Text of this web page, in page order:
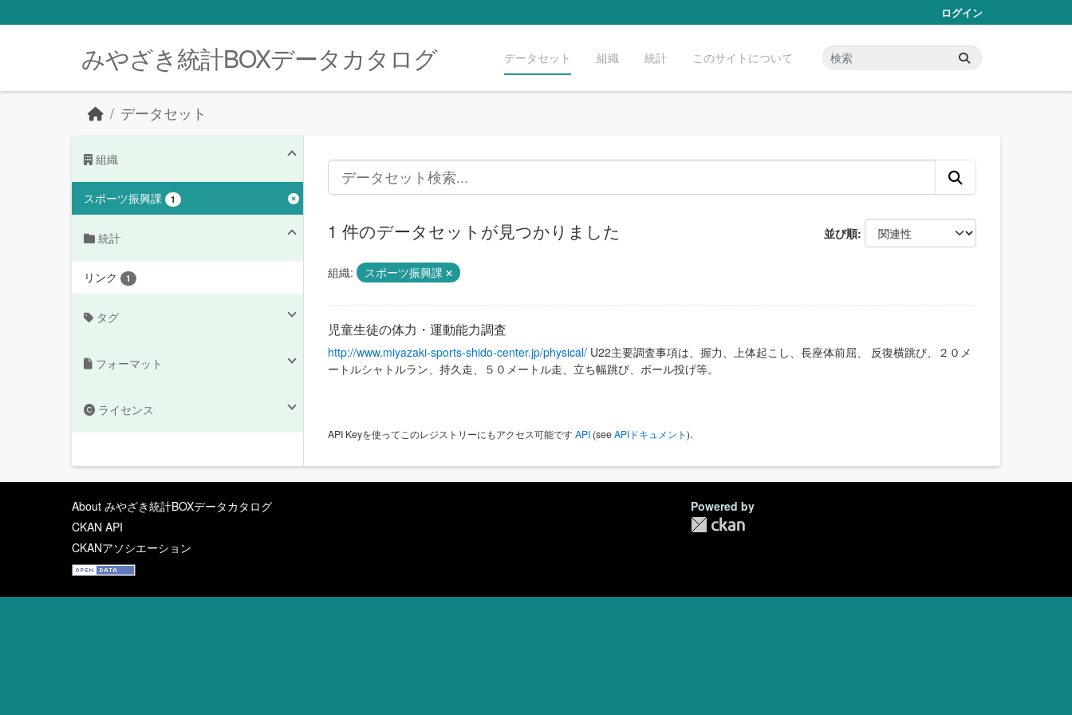
ログイン
みやざき統計BOXデータカタログ データセット 組織 統計 このサイトについて
データセット
組織
スポーツ振興課 1
統計
リンク 1
タグ
フォーマット
ライセンス
並び順
1 件のデータセットが見つかりました
組織: スポーツ振興課
児童生徒の体力・運動能力調査
http://www.miyazaki-sports-shido-center.jp/physical/ U22主要調査事項は、握力、上体起こし、長座体前屈、 反復横跳び、２０メ
ートルシャトルラン、持久走、５０メートル走、立ち幅跳び、ボール投げ等。
API Keyを使ってこのレジストリーにもアクセス可能ですAPI (seeAPIドキュメント).
About みやざき統計BOXデータカタログ
CKAN API
CKANアソシエーション
Powered by